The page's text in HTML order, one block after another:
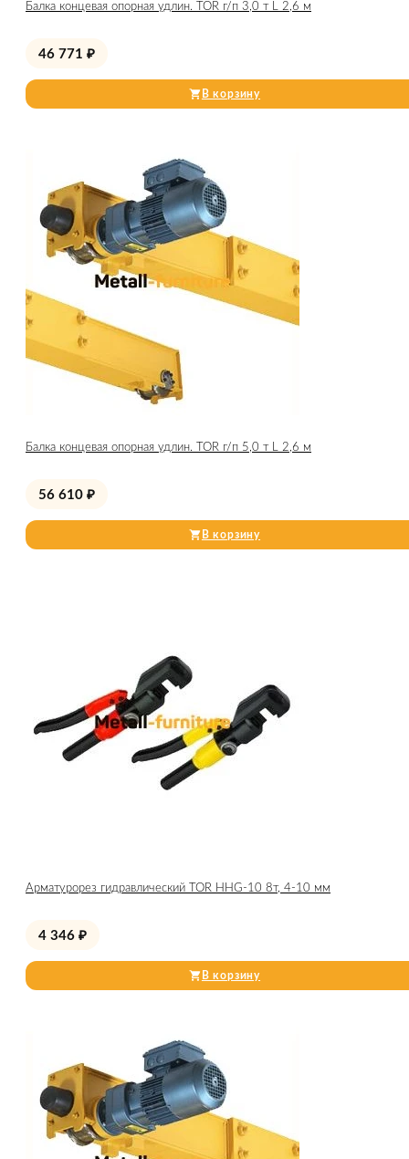
Балка концевая опорная удлин. TOR г/п 3,0 т L 2,6 м
46 771 ₽
В корзину
Балка концевая опорная удлин. TOR г/п 5,0 т L 2,6 м
56 610 ₽
В корзину
Арматурорез гидравлический TOR HHG-10 8т, 4-10 мм
4 346 ₽
В корзину